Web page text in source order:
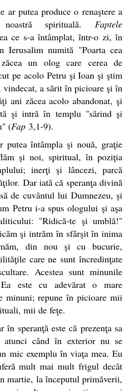
ar putea produce o renaştere a
spirituală. Faptele
ce s-a întâmplat, într-o zi, în
numită "Poarta cea
un olog care cerea de
pe acolo Petru şi Ioan şi ştim
a sărit în picioare şi în
ani zăcea acolo abandonat, şi
şi intră în templu "sărind şi
(Fap 3,1-9).
putea întâmpla şi nouă, graţie
şi noi, spiritual, în poziţia
inerţi şi lâncezi, parcă
Dar iată că speranţa divină
de cuvântul lui Dumnezeu, şi
Petru i-a spus ologului şi aşa
"Ridică-te şi umblă!"
şi intrăm în sfârşit în inima
din nou şi cu bucurie,
care ne sunt încredinţate
Acestea sunt minunile
este cu adevărat o mare
minuni; repune în picioare mii
mii de feţe.
în speranţă este că prezenţa sa
când în exterior nu se
mic exemplu în viaţa mea. Eu
mult mai mult frigul decât
martie, la începutul primăverii,